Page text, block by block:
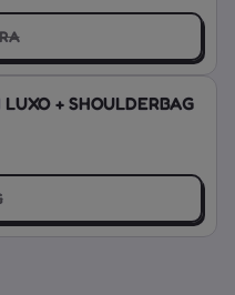
+ SHOULDERBAG